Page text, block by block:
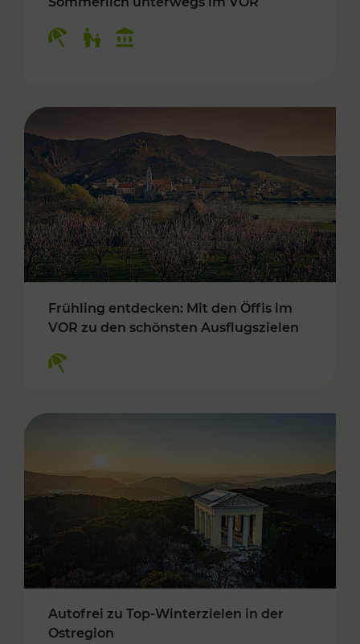
Frühling entdecken: Mit den Öffis im
VOR zu den schönsten Ausflugszielen
Autofrei zu Top-Winterzielen in der
Ostregion